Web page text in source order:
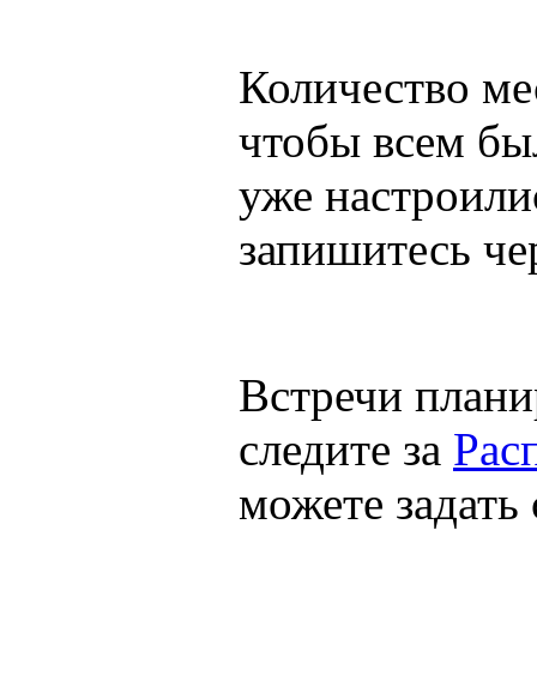
Количество
чтобы всем
уже
запишитесь
Встречи
следите за
можете